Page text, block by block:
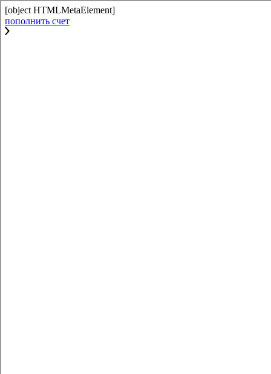
[object HTMLMetaElement]
пополнить счет